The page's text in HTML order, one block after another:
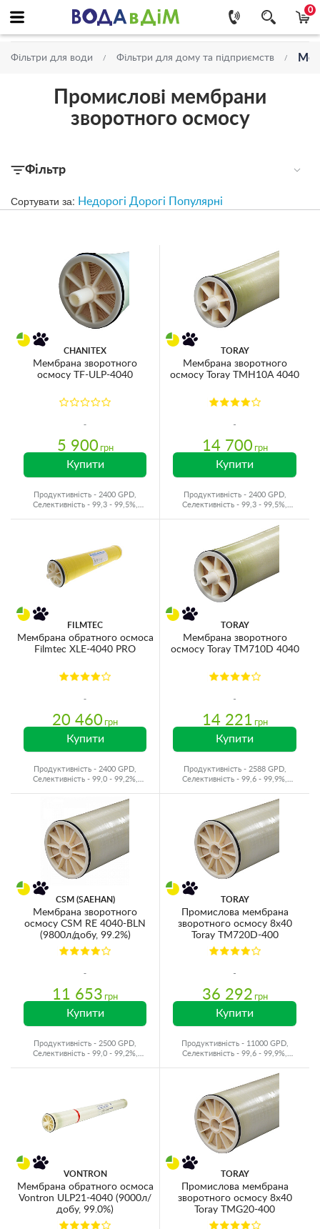
0
Фільтри для води Фільтри для дому та підприємств
Промислові мембрани
зворотного осмосу
Фільтр
Сортувати за: Недорогі Дорогі Популярні
CHANITEX
Мембрана зворотного
осмосу TF-ULP-4040
5 900 грн
Купити
Продуктивність - 2400 GPD,
Селективність - 99,3 - 99,5%,
TORAY
Мембрана зворотного
осмосу Toray TMH10A 4040
14 700 грн
Купити
Продуктивність - 2400 GPD,
Селективність - 99,3 - 99,5%,
FILMTEC
Мембрана обратного осмоса
Filmtec XLE-4040 PRO
20 460 грн
Купити
Продуктивність - 2400 GPD,
Селективність - 99,0 - 99,2%,
TORAY
Мембрана зворотного
осмосу Toray TM710D 4040
14 221 грн
Купити
Продуктивність - 2588 GPD,
Селективність - 99,6 - 99,9%,
CSM (SAEHAN)
Мембрана зворотного
осмосу CSM RE 4040-BLN
(9800л/добу, 99.2%)
11 653 грн
Купити
Продуктивність - 2500 GPD,
Селективність - 99,0 - 99,2%,
TORAY
Промислова мембрана
зворотного осмосу 8x40
Toray TM720D-400
36 292 грн
Купити
Продуктивність - 11000 GPD,
Селективність - 99,6 - 99,9%,
VONTRON
Мембрана обратного осмоса
Vontron ULP21-4040 (9000л/
добу, 99.0%)
TORAY
Промислова мембрана
зворотного осмосу 8x40
Toray TMG20-400